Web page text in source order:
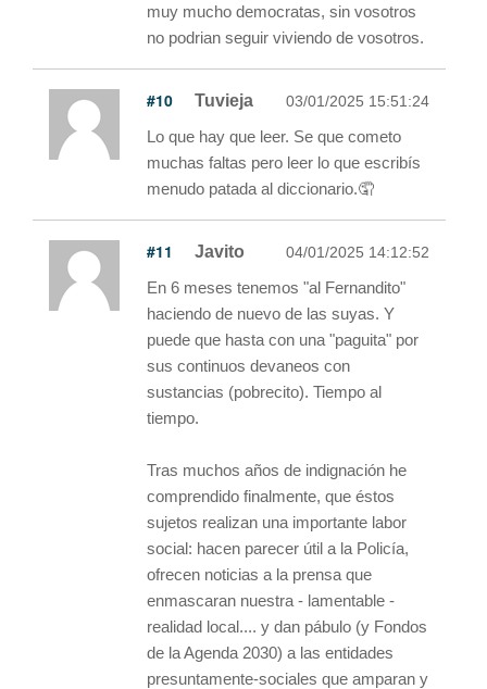
muy mucho democratas, sin vosotros
no podrian seguir viviendo de vosotros.
#10 Tuvieja 03/01/2025 15:51:24
Lo que hay que leer. Se que cometo
muchas faltas pero leer lo que escribís
menudo patada al diccionario.🤦
#11 Javito 04/01/2025 14:12:52
En 6 meses tenemos "al Fernandito"
haciendo de nuevo de las suyas. Y
puede que hasta con una "paguita" por
sus continuos devaneos con
sustancias (pobrecito). Tiempo al
tiempo.
Tras muchos años de indignación he
comprendido finalmente, que éstos
sujetos realizan una importante labor
social: hacen parecer útil a la Policía,
ofrecen noticias a la prensa que
enmascaran nuestra - lamentable -
realidad local.... y dan pábulo (y Fondos
de la Agenda 2030) a las entidades
presuntamente-sociales que amparan y